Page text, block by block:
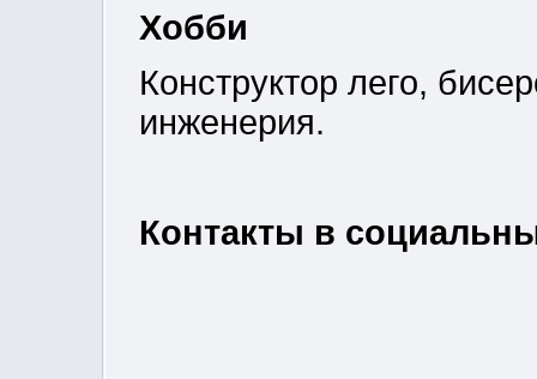
Хобби
Конструктор лего,
инженерия.
Контакты в